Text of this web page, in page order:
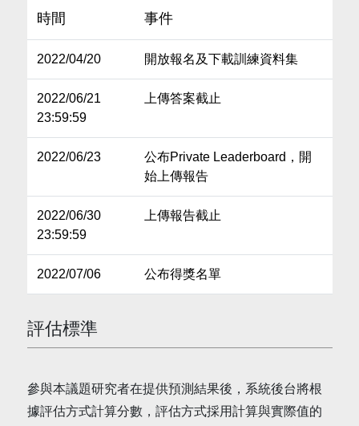
時間 事件
2022/04/20 開放報名及下載訓練資料集
2022/06/21
23:59:59
上傳答案截止
2022/06/23
公布Private Leaderboard，開
始上傳報告
2022/06/30
23:59:59
上傳報告截止
2022/07/06 公布得獎名單
評估標準
參與本議題研究者在提供預測結果後，系統後台將根
據評估方式計算分數，評估方式採用計算與實際值的